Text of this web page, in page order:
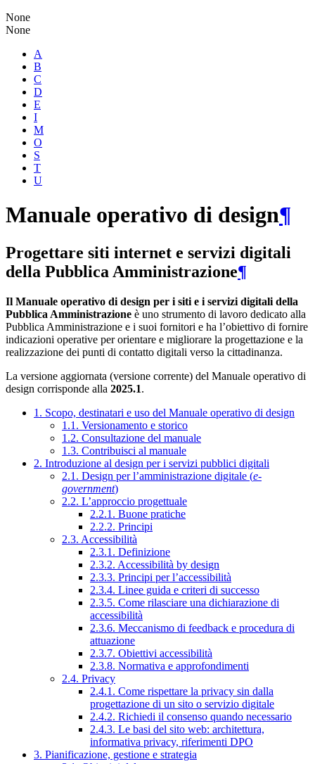
None
None
A
B
C
D
E
I
M
O
S
T
U
Manuale operativo di design¶
Progettare siti internet e servizi digitali
della Pubblica Amministrazione¶
Il Manuale operativo di design per i siti e i servizi digitali della
Pubblica Amministrazione è uno strumento di lavoro dedicato alla
Pubblica Amministrazione e i suoi fornitori e ha l’obiettivo di fornire
indicazioni operative per orientare e migliorare la progettazione e la
realizzazione dei punti di contatto digitali verso la cittadinanza.
La versione aggiornata (versione corrente) del Manuale operativo di
design corrisponde alla 2025.1.
1. Scopo, destinatari e uso del Manuale operativo di design
1.1. Versionamento e storico
1.2. Consultazione del manuale
1.3. Contribuisci al manuale
2. Introduzione al design per i servizi pubblici digitali
2.1. Design per l’amministrazione digitale (e-
government)
2.2. L’approccio progettuale
2.2.1. Buone pratiche
2.2.2. Principi
2.3. Accessibilità
2.3.1. Definizione
2.3.2. Accessibilità by design
2.3.3. Principi per l’accessibilità
2.3.4. Linee guida e criteri di successo
2.3.5. Come rilasciare una dichiarazione di
accessibilità
2.3.6. Meccanismo di feedback e procedura di
attuazione
2.3.7. Obiettivi accessibilità
2.3.8. Normativa e approfondimenti
2.4. Privacy
2.4.1. Come rispettare la privacy sin dalla
progettazione di un sito o servizio digitale
2.4.2. Richiedi il consenso quando necessario
2.4.3. Le basi del sito web: architettura,
informativa privacy, riferimenti DPO
3. Pianificazione, gestione e strategia